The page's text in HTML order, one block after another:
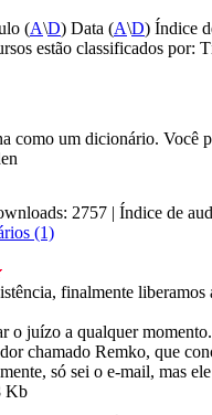
(A\D) Data (A\D) Índice
estão classificados por:
como um dicionário. Você
2757 | Índice de
(1)
finalmente
o juízo a qualquer
chamado Remko, que
só sei o e-mail, mas
Kb